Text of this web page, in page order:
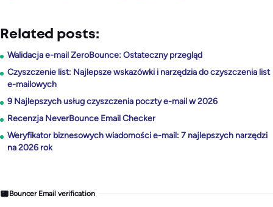
Related posts:
Walidacja e-mail ZeroBounce: Ostateczny przegląd
Czyszczenie list: Najlepsze wskazówki i narzędzia do czyszczenia list
e-mailowych
9 Najlepszych usług czyszczenia poczty e-mail w 2026
Recenzja NeverBounce Email Checker
Weryfikator biznesowych wiadomości e-mail: 7 najlepszych narzędzi
na 2026 rok
Bouncer Email verification